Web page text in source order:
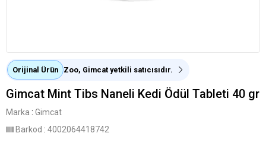
Orijinal Ürün Zoo, Gimcat yetkili satıcısıdır.
Gimcat Mint Tibs Naneli Kedi Ödül Tableti 40 gr
Marka : Gimcat
Barkod : 4002064418742